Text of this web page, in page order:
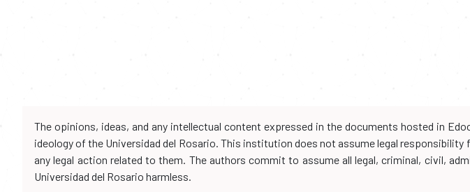
The opinions, ideas, and any intellectual content expressed in the documents hosted in
ideology of the Universidad del Rosario. This institution does not assume legal
any legal action related to them. The authors commit to assume all legal, criminal, civil,
Universidad del Rosario harmless.